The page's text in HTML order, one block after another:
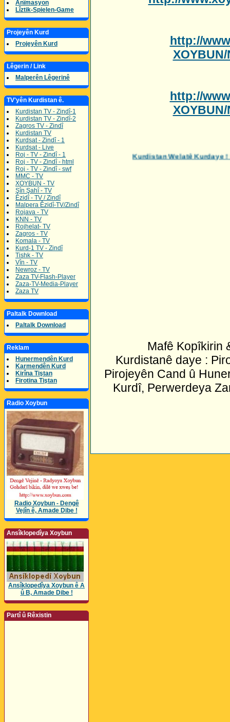
Anîmasyon
Lîztik-Spielen-Game
Projeyên Kurd
Projeyên Kurd
Lêgerin / Link
Malperên Lêgerinê
TV'yên Kurdistan ê.
Kurdistan TV - Zindî-1
Kurdistan TV - Zindî-2
Zagros TV - Zindî
Kurdistan TV
Kurdsat - Zindî - 1
Kurdsat - Live
Roj - TV - Zindî - 1
Roj - TV - Zindî - html
Roj - TV - Zindî - swf
MMC - TV
XOYBUN - TV
Şîn Şahî - TV
Êzidî - TV / Zindî
Malpera Êzidî-TV/Zindî
Rojava - TV
KNN - TV
Rojhelat- TV
Zagros - TV
Komala - TV
Kurd-1 TV - Zindî
Tishk - TV
Vîn - TV
Newroz - TV
Zaza TV-Flash-Player
Zaza-TV-Media-Player
Zaza TV
Paltalk Download
Paltalk Download
Reklam
Hunermendên Kurd
Karmendên Kurd
Kirîna Tiştan
Firotina Tiştan
Radio Xoybun
Radio Xoybun - Dengê
Vejîn ê, Amade Dibe !
Ansîklopedîya Xoybun
Ansîklopedîya Xoybun ê A
û B, Amade Dibe !
Partî û Rêxistin
http://
http://
Kurdistan Welatê Kurdaye ! Her Bijî
Mafê Kopîkirin
Kurdistanê daye :
Pirojeyên Cand û
Kurdî, Perwerdeya